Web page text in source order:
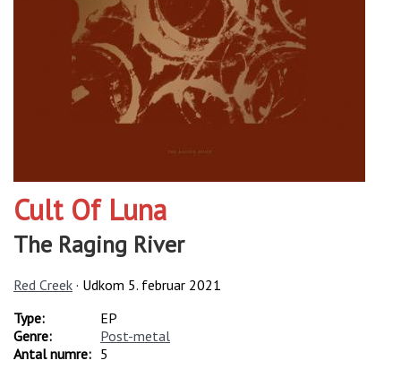
Cult Of Luna
The Raging River
Red Creek · Udkom 5. februar 2021
Type:
EP
Genre:
Post-metal
Antal numre: 5